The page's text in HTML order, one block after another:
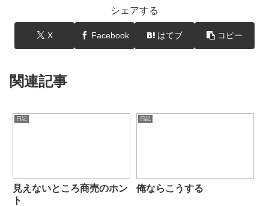
シェアする
X Facebook はてブ コピー
関連記事
日記
見えないところ商売のホン
ト
日記
俺ならこうする